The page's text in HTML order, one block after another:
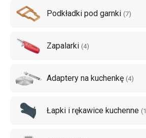
Podkładki pod garnki (7)
Zapalarki (4)
Adaptery na kuchenkę (4)
Łapki i rękawice kuchenne (